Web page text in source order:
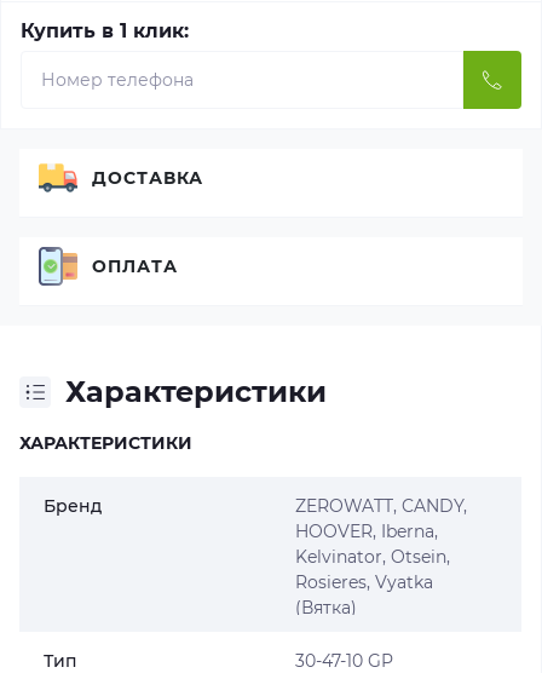
Купить в 1 клик:
Характеристики
ХАРАКТЕРИСТИКИ
Бренд ZEROWATT, CANDY,
HOOVER, Iberna,
Kelvinator, Otsein,
Rosieres, Vyatka
(Вятка)
Тип 30-47-10 GP
ДОСТАВКА
ОПЛАТА